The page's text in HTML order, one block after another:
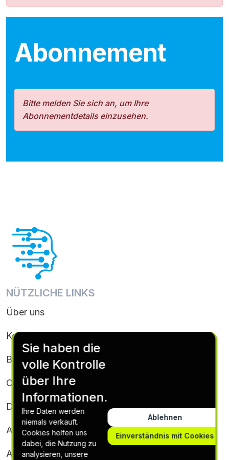
Abonnement
Bitte melden Sie sich an, um Ihre
Abonnementdetails einzusehen.
NÜTZLICHE LINKS
Über uns
Kontakt
Bedingungen & Konditionen
Cookie-Richtlinie
Datenschutz
Abonnementbedingungen & Bedingungen
Abbestellen
Sie haben die
volle Kontrolle
über Ihre
Informationen.
Ihre Daten werden
niemals verkauft.
Cookies helfen uns
dabei, die Nutzung zu
analysieren, unsere
Ablehnen
Einverständnis mit Cookies